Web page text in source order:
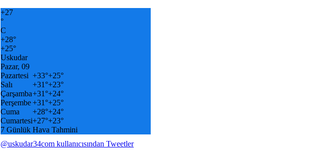
+27
°
C
+28°
+25°
Uskudar
Pazar, 09
Pazartesi +33°+25°
Salı
+31°+23°
Çarşamba+31°+24°
Perşembe+31°+25°
Cuma
+28°+24°
Cumartesi+27°+23°
7 Günlük Hava Tahmini
@uskudar34com kullanıcısından Tweetler